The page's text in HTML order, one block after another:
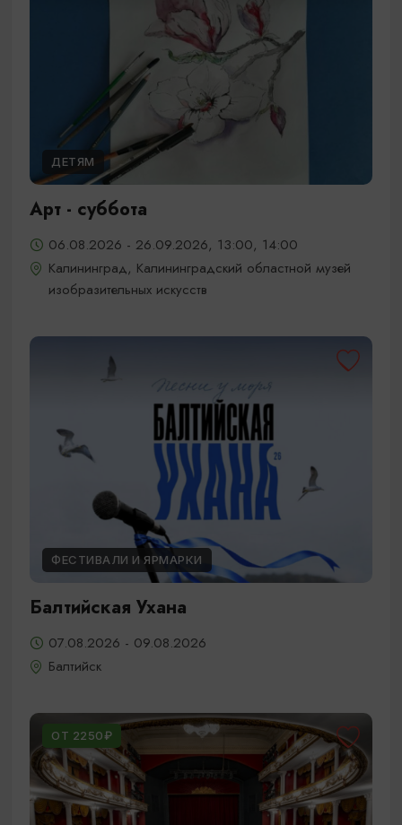
ДЕТЯМ
Арт - суббота
06.08.2026 - 26.09.2026, 13:00, 14:00
Калининград, Калининградский областной музей
изобразительных искусств
ФЕСТИВАЛИ И ЯРМАРКИ
Балтийская Ухана
07.08.2026 - 09.08.2026
Балтийск
ОТ 2250₽